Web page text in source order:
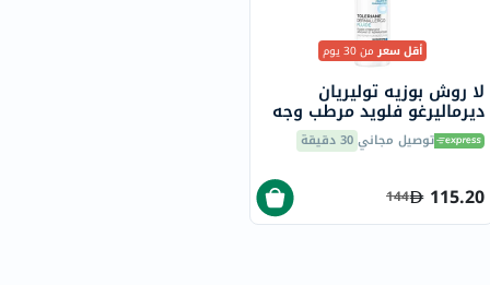
أقل سعرمن 30 يوم
لا روش بوزيه توليريان
ديرماليرغو فلويد مرطب وجه
للبشرة الحساسة 40 مل
توصيل مجاني30 دقيقة
115.20
144